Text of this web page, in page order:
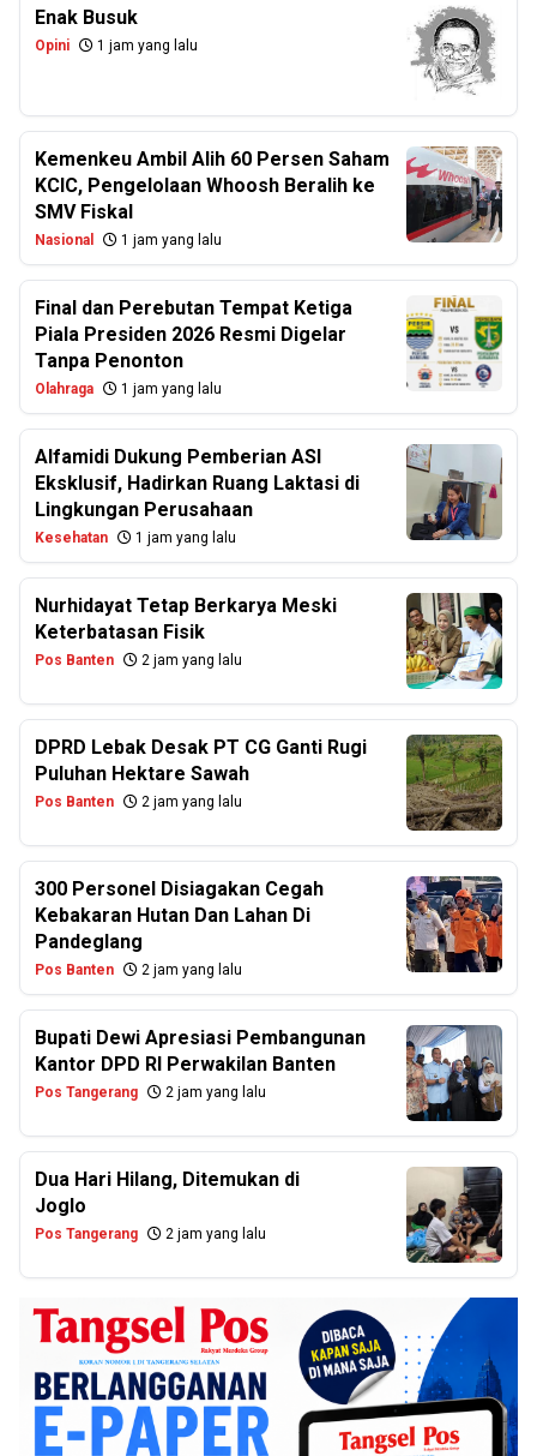
Enak Busuk
Opini 1 jam yang lalu
Kemenkeu Ambil Alih 60 Persen Saham
KCIC, Pengelolaan Whoosh Beralih ke
SMV Fiskal
Nasional 1 jam yang lalu
Final dan Perebutan Tempat Ketiga
Piala Presiden 2026 Resmi Digelar
Tanpa Penonton
Olahraga 1 jam yang lalu
Alfamidi Dukung Pemberian ASI
Eksklusif, Hadirkan Ruang Laktasi di
Lingkungan Perusahaan
Kesehatan 1 jam yang lalu
Nurhidayat Tetap Berkarya Meski
Keterbatasan Fisik
Pos Banten 2 jam yang lalu
DPRD Lebak Desak PT CG Ganti Rugi
Puluhan Hektare Sawah
Pos Banten 2 jam yang lalu
300 Personel Disiagakan Cegah
Kebakaran Hutan Dan Lahan Di
Pandeglang
Pos Banten 2 jam yang lalu
Bupati Dewi Apresiasi Pembangunan
Kantor DPD RI Perwakilan Banten
Pos Tangerang 2 jam yang lalu
Dua Hari Hilang, Ditemukan di
Joglo
Pos Tangerang 2 jam yang lalu